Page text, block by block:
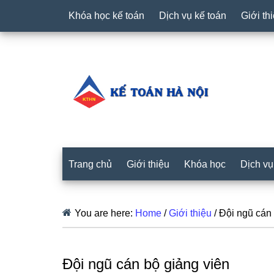
Khóa học kế toán Dịch vụ kế toán Giới
Trang chủ Giới thiệu Khóa học Dịch
You are here: Home / Giới thiệu /Đội ngũ cán
Đội ngũ cán bộ giảng viên